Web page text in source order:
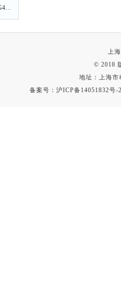
燃气限流阀MT-980天然气限流阀YG41W不锈钢燃气限流阀性能规范
上
© 2018
地址：上海市
备案号：沪ICP备14051832号-